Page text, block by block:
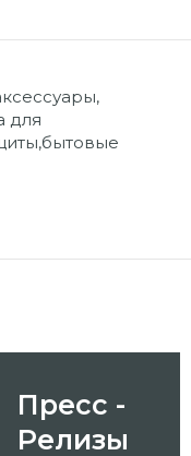
,
для
Пресс -
Релизы